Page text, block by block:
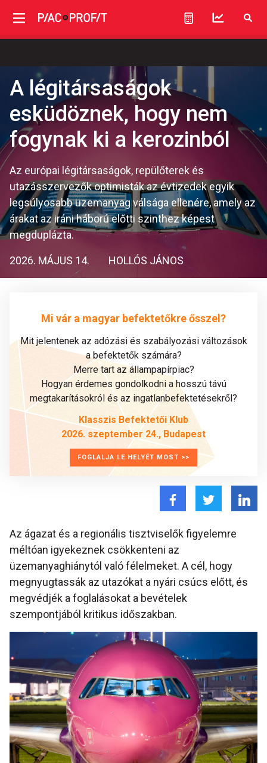
A légitársaságok
esküdöznek, hogy nem
fogynak ki a kerozinból
Az európai légitársaságok, repülőterek és
utazásszervezők optimisták az évtizedek egyik
legsúlyosabb üzemanyag válsága ellenére, amely az
árakat az iráni háború előtti szinthez képest
megduplázta.
2026. MÁJUS 14. HOLLÓS JÁNOS
Mi vár a magyar befektetőkre ősszel?
Mit jelentenek az adózási és szabályozási változások
a befektetők számára?
Merre tart az állampapírpiac?
Hogyan érdemes gondolkodni a hosszú távú
megtakarításokról és az ingatlanbefektetésekről?
Klasszis Befektetői Klub
2026. szeptember 24., Budapest
FOGLALJA LE HELYÉT MOST >>
Az ágazat és a regionális tisztviselők figyelemre
méltóan igyekeznek csökkenteni az
üzemanyaghiánytól való félelmeket. A cél, hogy
megnyugtassák az utazókat a nyári csúcs előtt, és
megvédjék a foglalásokat a bevételek
szempontjából kritikus időszakban.